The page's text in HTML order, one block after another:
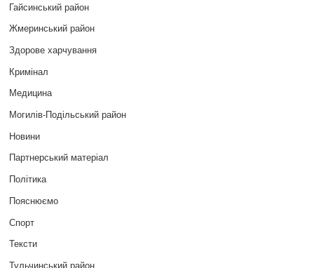
Гайсинський район
Жмеринський район
Здорове харчування
Кримінал
Медицина
Могилів-Подільський район
Новини
Партнерський матеріал
Політика
Пояснюємо
Спорт
Тексти
Тульчинський район